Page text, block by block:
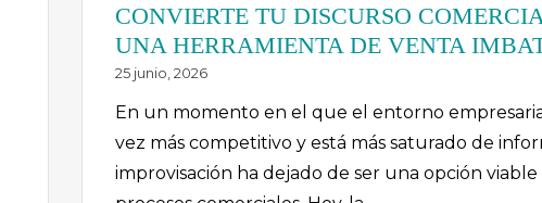
CONVIERTE TU DISCURSO
UNA HERRAMIENTA DE VENTA
25 junio, 2026
En un momento en el que el entorno
vez más competitivo y está más saturado de
improvisación ha dejado de ser una opción viable